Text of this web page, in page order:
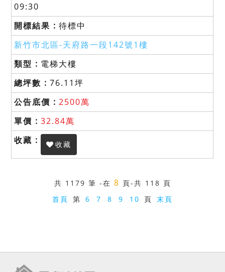
09:30
待標中
新竹市北區-天府路一段142號1樓
電梯大樓
76.11坪
2500萬
32.84萬
收藏
共 1179 筆 -在 8 頁-共 118 頁
首頁 第 6 7 8 9 10 頁 末頁